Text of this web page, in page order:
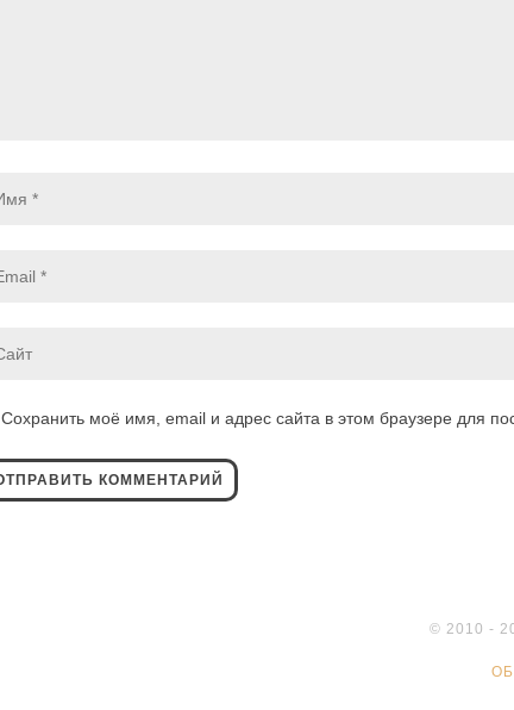
Сохранить моё имя, email и адрес сайта в этом браузере для
© 2010 -